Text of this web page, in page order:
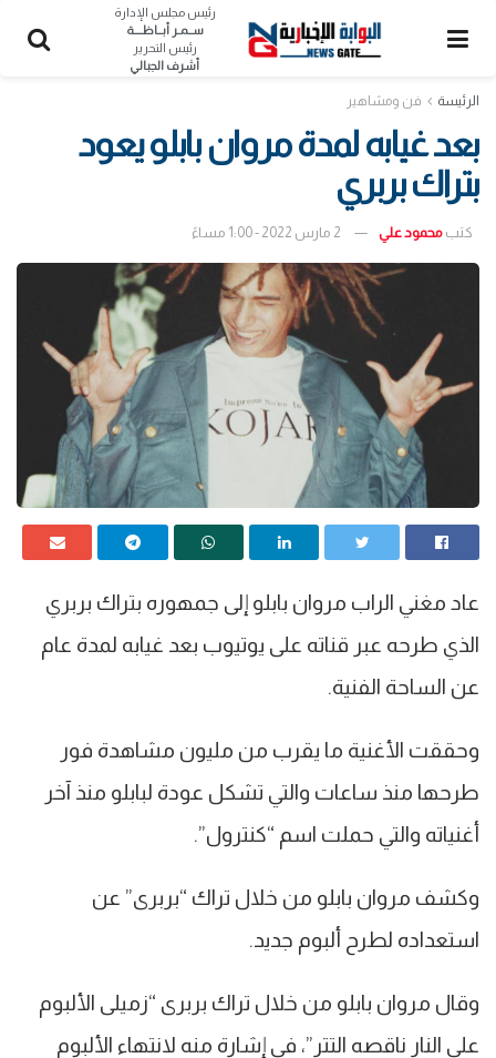
رئيس مجلس الإدارة
ســمـر أبــاظــــة
رئيس التحرير
أشرف الجبالي
الرئيسة فن ومشاهير
بعد غيابه لمدة مروان بابلو يعود
بتراك بربري
كتب محمود علي 2 مارس 2022 - 1:00 مساءً
عاد مغني الراب مروان بابلو إلى جمهوره بتراك بربري
الذي طرحه عبر قناته على يوتيوب بعد غيابه لمدة عام
عن الساحة الفنية.
وحققت الأغنية ما يقرب من مليون مشاهدة فور
طرحها منذ ساعات والتي تشكل عودة لبابلو منذ آخر
أغنياته والتي حملت اسم “كنترول”.
وكشف مروان بابلو من خلال تراك “بربرى” عن
استعداده لطرح ألبوم جديد.
وقال مروان بابلو من خلال تراك بربرى “زميلى الألبوم
على النار ناقصه التتر”، فى إشارة منه لانتهاء الألبوم